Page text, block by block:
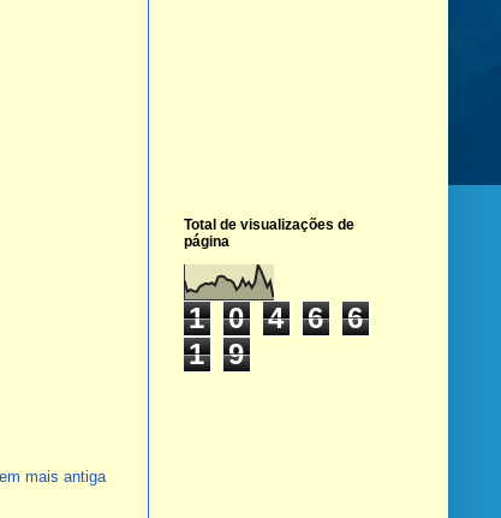
mais antiga
Total de visualizações de
página
1 0 4 6
6
1
9